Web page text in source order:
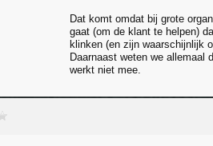
Dat komt omdat bij grote
gaat (om de klant te helpen)
klinken (en zijn waarschijnlijk
Daarnaast weten we allemaal
werkt niet mee.